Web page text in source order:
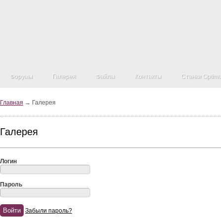
Форумы Галерея Файлы Контакты Станки
Главная → Галерея
Галерея
Логин
Пароль
Забыли пароль?